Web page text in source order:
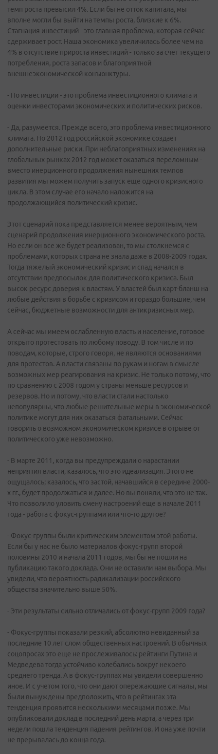
темп роста превысил 4%. Если бы не отток капитала, мы
вполне могли бы выйти на темпы роста, близкие к 6%.
Стагнация инвестиций - это главная проблема, которая сейчас
сдерживает рост. Наша экономика увеличилась более чем на
4% в отсутствие прироста инвестиций - только за счет текущего
потребления, роста запасов и благоприятной
внешнеэкономической конъюнктуры.
- Но инвестиции - это проблема инвестиционного климата и
оценки инвесторами экономических и политических рисков.
- Да, разумеется. Прежде всего, это проблема инвестиционного
климата. Но 2012 год российской экономике создает
дополнительные риски. При неблагоприятных изменениях на
глобальных рынках 2012 год может оказаться переломным -
вместо инерционного продолжения нынешних темпов
развития мы можем получить запуск еще одного кризисного
цикла. В этом случае его начало наложится на
продолжающийся политический кризис.
Этот сценарий пока представляется менее вероятным, чем
сценарий продолжения инерционного экономического роста.
Но если он все же будет реализован, то мы столкнемся с
проблемами, которых страна не знала даже в 2008-2009 годах.
Тогда тяжелый экономический кризис и спад начался в
отсутствии предпосылок для политического кризиса. Был
высок ресурс доверия к властям. У властей был карт-бланш на
любые действия в борьбе с кризисом и гораздо большие, чем
сейчас, бюджетные возможности для антикризисных мер.
А сейчас мы имеем ослабленную власть и население, готовое
открыто протестовать по любому поводу. В том числе и по
поводам, которые, строго говоря, не являются основаниями
для протестов. А власти связаны по рукам и ногам в смысле
возможных мер реагирования на кризис. Не только потому, что
по сравнению с 2008 годом у страны меньше ресурсов и
резервов. Но и потому, что власти стали настолько
непопулярны, что любые решительные меры в экономической
политике могут для них оказаться фатальными. Сейчас
говорить о возможном экономическом кризисе в отрыве от
политического уже невозможно.
- В марте 2011, когда вы предупреждали о нарастании
неприятия власти, казалось, что это идеализация. Этого не
ощущалось; казалось, что застой, начавшийся в середине 2000-
х гг., будет продолжаться и далее. Но вы поняли, что это не так.
Что позволило уловить смену настроений еще в начале 2011
года - работа с фокус-группами или что-то другое?
- Фокус-группы были критическим элементом этой работы.
Если бы у нас не было материалов фокус-групп второй
половины 2010 и начала 2011 годов, мы бы не пошли на
публикацию такого доклада. Они не оставили нам выбора. Мы
увидели, что вероятность радикализации российского
общества значительно выше 50%.
- Эти результаты сильно отличались от фокус-групп 2009 года?
- Фокус-группы показали резкий, абсолютно невиданный за
последние 10 лет слом общественных настроений. В обычных
соцопросах это еще не прослеживалось: рейтинги Путина и
Медведева тогда устойчиво колебались вокруг некоего
среднего тренда. А в фокус-группах мы увидели совершенно
иное. И с учетом того, что они дают опережающие сигналы, мы
были вынуждены предположить, что в рейтингах эта
тенденция проявится несколькими месяцами позже. Мы
опубликовали доклад в последний день марта, а через три
недели пошла тенденция падения рейтингов. И она уже почти
не прерывалась до конца года.